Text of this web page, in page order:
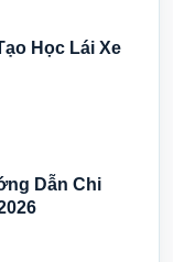
Học Lái Xe
Dẫn Chi